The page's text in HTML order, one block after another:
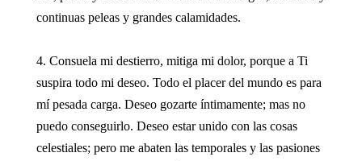
continuas peleas y grandes calamidades.
4. Consuela mi destierro, mitiga mi dolor, porque a Ti
suspira todo mi deseo. Todo el placer del mundo es para
mí pesada carga. Deseo gozarte íntimamente; mas no
puedo conseguirlo. Deseo estar unido con las cosas
celestiales; pero me abaten las temporales y las pasiones